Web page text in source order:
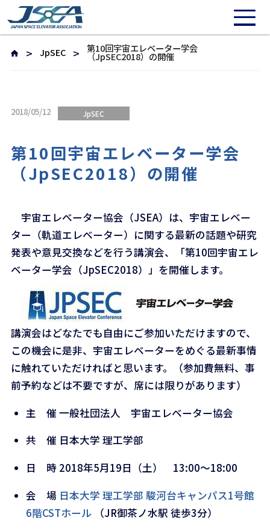
JpSEC 第10回宇宙エレベーター学会
（JpSEC2018）の開催
2018/05/12 JpSEC
第10回宇宙エレベーター学会
（JpSEC2018）の開催
宇宙エレベーター協会（JSEA）は、宇宙エレベー
ター（軌道エレベーター）に関する最新の話題や研究
発表や意見交換などを行う講演会、「第10回宇宙エレ
ベーター学会（JpSEC2018）」を開催します。
講演会はどなたでも自由にご参加いただけますので、
この機会に是非、宇宙エレベーターをめぐる最新事情
に触れていただければと思います。（参加費無料、事
前予約などは不要ですが、席には限りがあります）
主 催 一般社団法人 宇宙エレベーター協会
共 催 日本大学 理工学部
日 時 2018年5月19日（土） 13:00～18:00
会 場 日本大学 理工学部 駿河台キャンパス1号館
6階CSTホール （JR御茶ノ水駅 徒歩3分）